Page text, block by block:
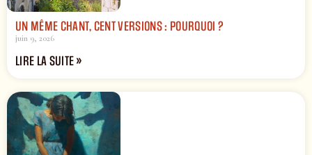
UN MÊME CHANT, CENT VERSIONS : POURQUOI ?
juin 9, 2026
LIRE LA SUITE »